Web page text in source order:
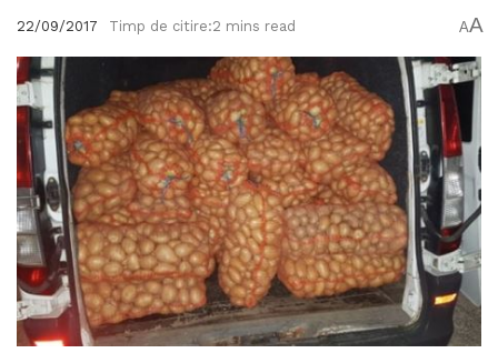
22/09/2017 Timp de citire:2 mins read AA